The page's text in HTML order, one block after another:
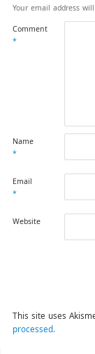
Your email address
Comment
*
Name
*
Email
*
Website
This site uses
processed.